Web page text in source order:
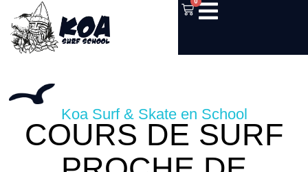
Koa Surf & Skate en School
COURS DE SURF